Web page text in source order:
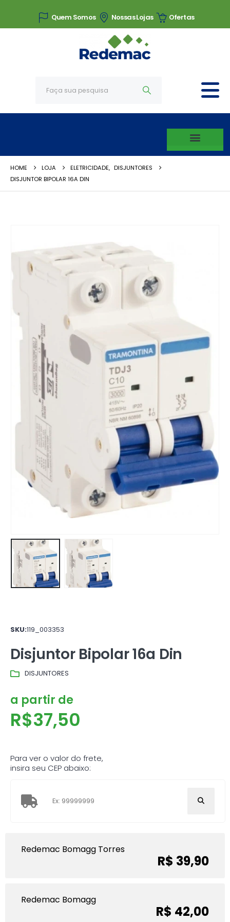
Quem Somos Nossas Lojas Ofertas
HOME LOJA ELETRICIDADE, DISJUNTORES
DISJUNTOR BIPOLAR 16A DIN
SKU:119_003353
Disjuntor Bipolar 16a Din
DISJUNTORES
a partir de
R$37,50
Para ver o valor do frete,
insira seu CEP abaixo:
Redemac Bomagg Torres
R$ 39,90
Redemac Bomagg
R$ 42,00